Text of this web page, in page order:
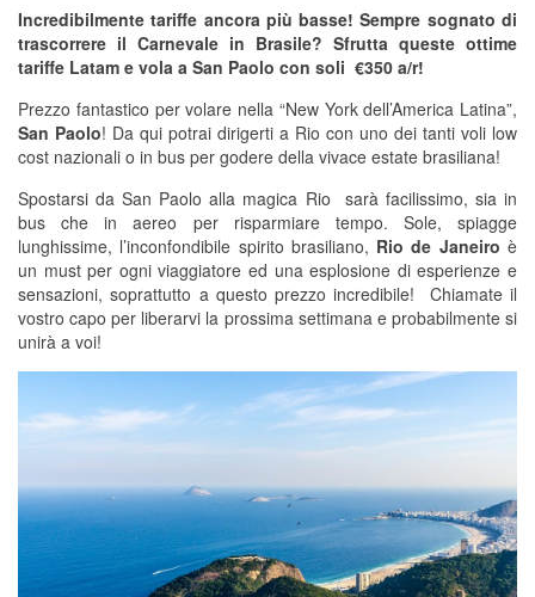
Incredibilmente tariffe ancora più basse! Sempre sognato di
trascorrere il Carnevale in Brasile? Sfrutta queste ottime
tariffe Latam e vola a San Paolo con soli €350 a/r!
Prezzo fantastico per volare nella “New York dell’America Latina”,
San Paolo! Da qui potrai dirigerti a Rio con uno dei tanti voli low
cost nazionali o in bus per godere della vivace estate brasiliana!
Spostarsi da San Paolo alla magica Rio sarà facilissimo, sia in
bus che in aereo per risparmiare tempo. Sole, spiagge
lunghissime, l’inconfondibile spirito brasiliano, Rio de Janeiro è
un must per ogni viaggiatore ed una esplosione di esperienze e
sensazioni, soprattutto a questo prezzo incredibile! Chiamate il
vostro capo per liberarvi la prossima settimana e probabilmente si
unirà a voi!